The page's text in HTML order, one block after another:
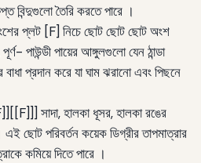
বিন্দুগুলো তৈরি করতে পারে ।
প্লট [F] নিচে ছোট ছোট ছোট অংশ
পাউন্ডী পায়ের আঙ্গুলগুলো যেন ঠান্ডা
প্রদান করে যা ঘাম ঝরানো এবং পিছনে
সাদা, হালকা ধূসর, হালকা রঙের
ছোট পরিবর্তন কয়েক ডিগ্রীর তাপমাত্রার
কমিয়ে দিতে পারে ।